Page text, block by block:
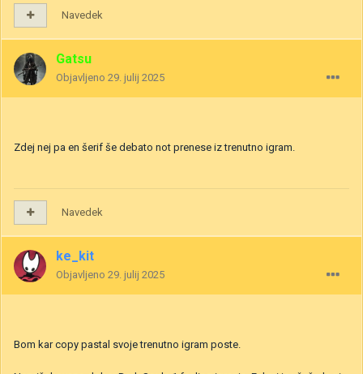
Navedek
Gatsu
Objavljeno 29. julij 2025
Zdej nej pa en šerif še debato not prenese iz trenutno igram.
Navedek
ke_kit
Objavljeno 29. julij 2025
Bom kar copy pastal svoje trenutno igram poste.